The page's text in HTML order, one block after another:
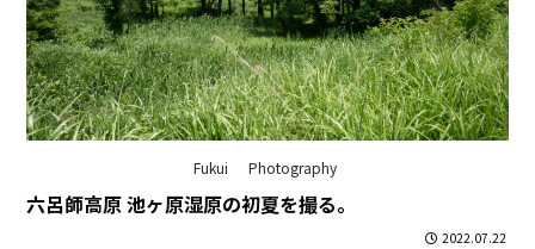
Fukui Photography
六呂師高原 池ヶ原湿原の初夏を撮る。
2022.07.22